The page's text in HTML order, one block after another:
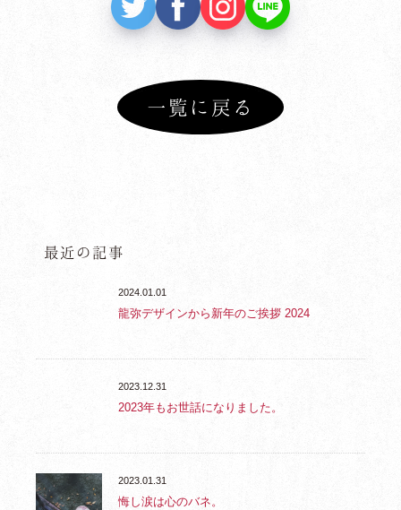
一覧に戻る
最近の記事
2024.01.01
龍弥デザインから新年のご挨拶 2024
2023.12.31
2023年もお世話になりました。
2023.01.31
悔し涙は心のバネ。